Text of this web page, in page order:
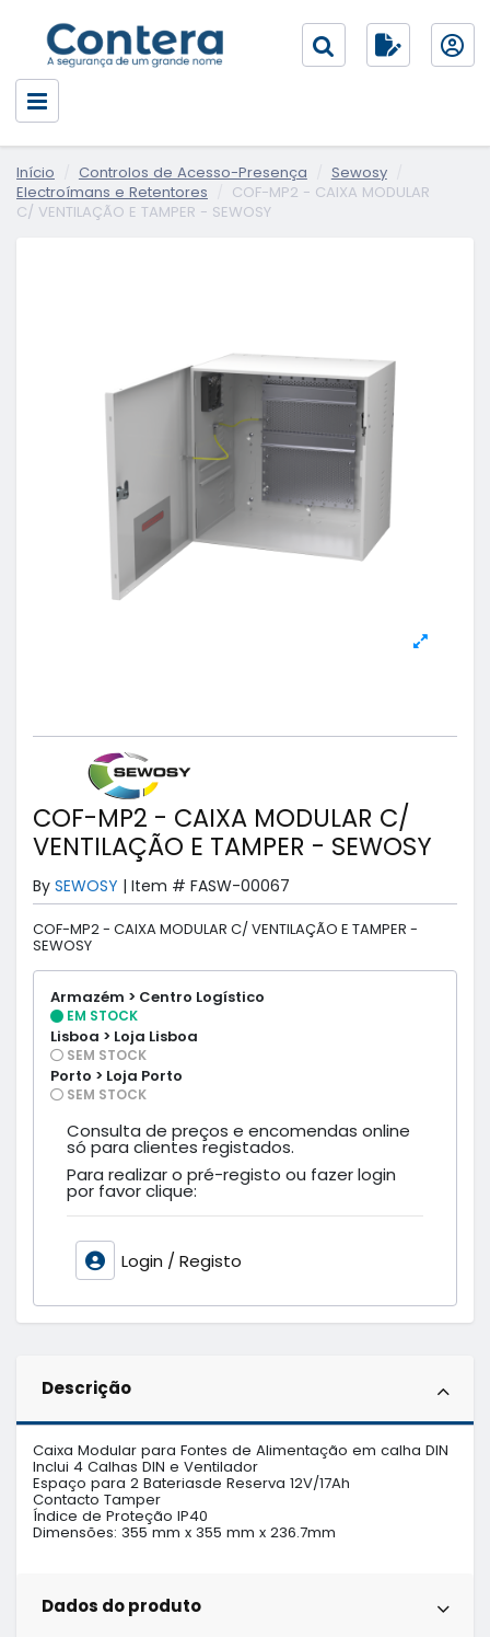
Início Controlos de Acesso-Presença
Sewosy
Electroímans e Retentores
COF-MP2 - CAIXA MODULAR
C/ VENTILAÇÃO E TAMPER - SEWOSY
COF-MP2 - CAIXA MODULAR C/
VENTILAÇÃO E TAMPER - SEWOSY
By SEWOSY | Item # FASW-00067
COF-MP2 - CAIXA MODULAR C/ VENTILAÇÃO E TAMPER -
SEWOSY
Armazém > Centro Logístico
EM STOCK
Lisboa > Loja Lisboa
SEM STOCK
Porto > Loja Porto
SEM STOCK
Consulta de preços e encomendas online
só para clientes registados.
Para realizar o pré-registo ou fazer login
por favor clique:
Login / Registo
Descrição
Caixa Modular para Fontes de Alimentação em calha DIN
Inclui 4 Calhas DIN e Ventilador
Espaço para 2 Bateriasde Reserva 12V/17Ah
Contacto Tamper
Índice de Proteção IP40
Dimensões: 355 mm x 355 mm x 236.7mm
Dados do produto